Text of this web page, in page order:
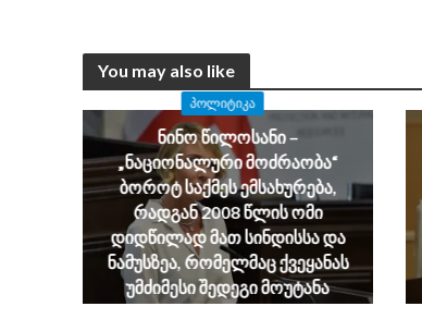
You may also like
ᲞᲝᲚᲘᲢᲘᲙᲐ
ნინო წილოსანი –
„ნაციონალური მოძრაობა“
ბოროტ საქმეს ემსახურება,
რადგან 2008 წლის ომი
დიდწილად მათ სინდისსა და
ნამუსზეა, რომელმაც ქვეყანას
უმძიმესი შედეგი მოუტანა